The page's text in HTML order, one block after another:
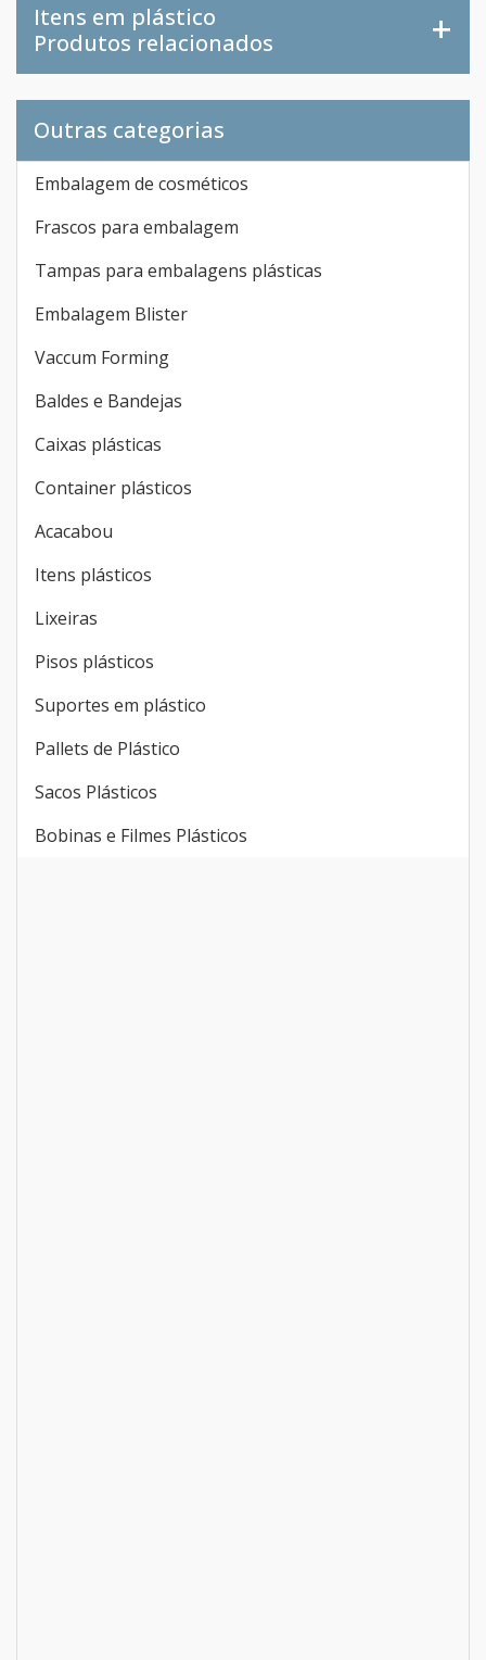
Itens em plástico
Produtos relacionados
Outras categorias
Embalagem de cosméticos
Frascos para embalagem
Tampas para embalagens plásticas
Embalagem Blister
Vaccum Forming
Baldes e Bandejas
Caixas plásticas
Container plásticos
Acacabou
Itens plásticos
Lixeiras
Pisos plásticos
Suportes em plástico
Pallets de Plástico
Sacos Plásticos
Bobinas e Filmes Plásticos